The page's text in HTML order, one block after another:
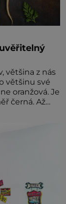
většina z nás
většinu své
oranžová. Je
černá. Až